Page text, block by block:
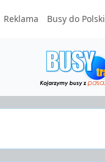
Reklama Busy do Polski